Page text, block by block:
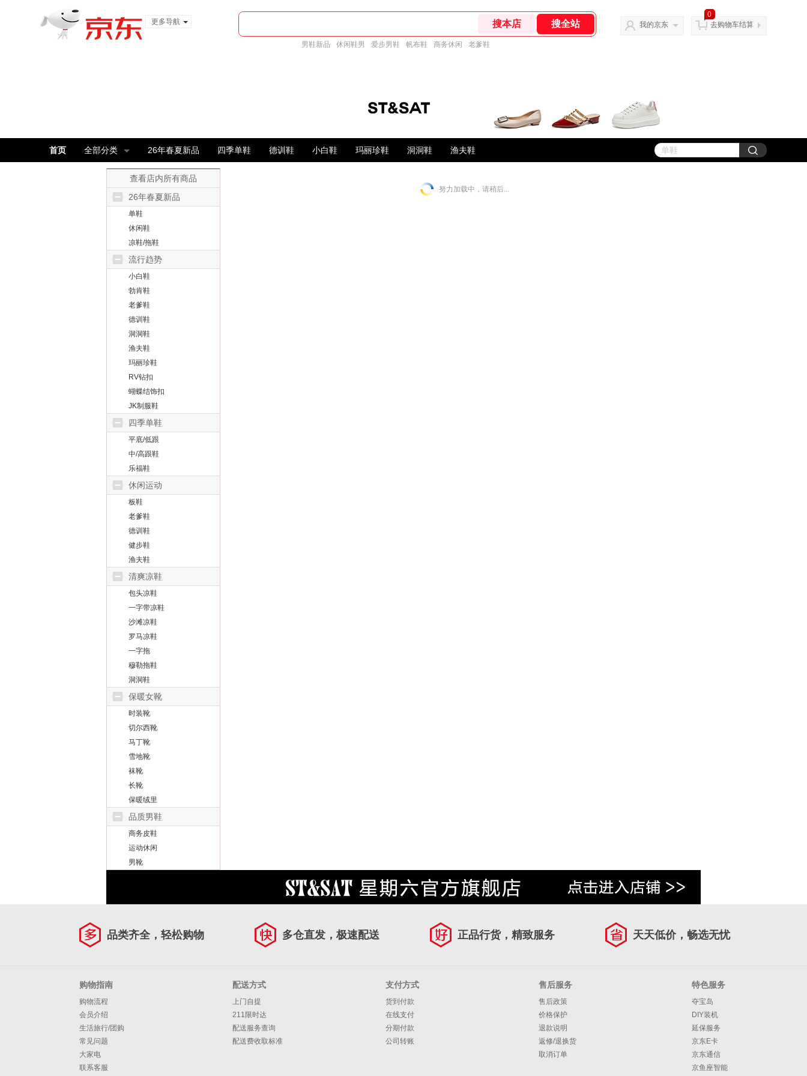
更多导航
男鞋新品 休闲鞋男 爱步男鞋 帆布鞋 商务休闲 老爹鞋
我的京东
0
去购物车结算
首页 全部分类 26年春夏新品 四季单鞋 德训鞋 小白鞋 玛丽珍鞋 洞洞鞋 渔夫鞋
查看店内所有商品
26年春夏新品
单鞋
休闲鞋
凉鞋/拖鞋
流行趋势
小白鞋
勃肯鞋
老爹鞋
德训鞋
洞洞鞋
渔夫鞋
玛丽珍鞋
RV钻扣
蝴蝶结饰扣
JK制服鞋
四季单鞋
平底/低跟
中/高跟鞋
乐福鞋
休闲运动
板鞋
老爹鞋
德训鞋
健步鞋
渔夫鞋
清爽凉鞋
包头凉鞋
一字带凉鞋
沙滩凉鞋
罗马凉鞋
一字拖
穆勒拖鞋
洞洞鞋
保暖女靴
时装靴
切尔西靴
马丁靴
雪地靴
袜靴
长靴
保暖绒里
品质男鞋
商务皮鞋
运动休闲
男靴
努力加载中，请稍后...
品类齐全，轻松购物 多仓直发，极速配送 正品行货，精致服务 天天低价，畅选无忧
购物指南
购物流程
会员介绍
生活旅行/团购
常见问题
大家电
联系客服
配送方式
上门自提
211限时达
配送服务查询
配送费收取标准
支付方式
货到付款
在线支付
分期付款
公司转账
售后服务
售后政策
价格保护
退款说明
返修/退换货
取消订单
特色服务
夺宝岛
DIY装机
延保服务
京东E卡
京东通信
京鱼座智能